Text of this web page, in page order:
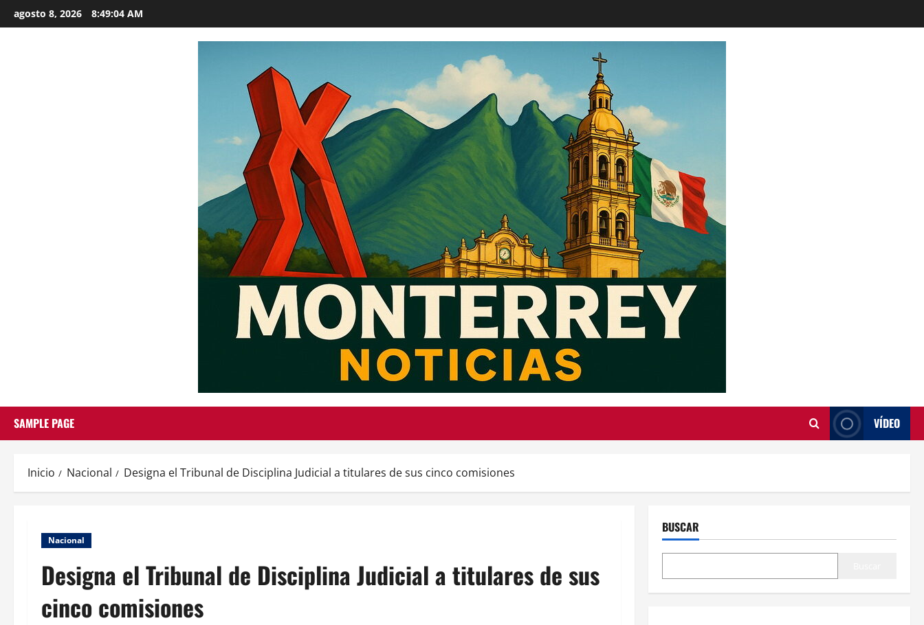
al
agosto 8, 2026 8:49:05 AM
SAMPLE PAGE VÍDEO
Inicio Nacional Designa el Tribunal de Disciplina Judicial a titulares de sus cinco comisiones
Nacional
Designa el Tribunal de Disciplina Judicial a titulares de sus
cinco comisiones
BUSCAR